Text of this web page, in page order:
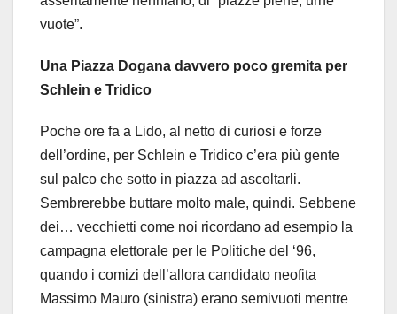
vuote”.
Una Piazza Dogana davvero poco gremita per
Schlein e Tridico
Poche ore fa a Lido, al netto di curiosi e forze
dell’ordine, per Schlein e Tridico c’era più gente
sul palco che sotto in piazza ad ascoltarli.
Sembrerebbe buttare molto male, quindi. Sebbene
dei… vecchietti come noi ricordano ad esempio la
campagna elettorale per le Politiche del ‘96,
quando i comizi dell’allora candidato neofita
Massimo Mauro (sinistra) erano semivuoti mentre